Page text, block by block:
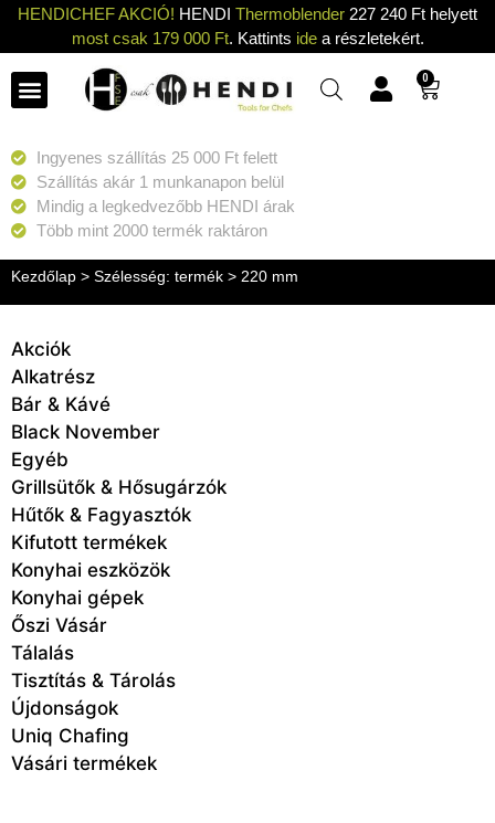
HENDICHEF AKCIÓ! HENDI Thermoblender 227 240 Ft helyett
most csak 179 000 Ft. Kattints idea részletekért.
0
Ingyenes szállítás 25 000 Ft felett
Szállítás akár 1 munkanapon belül
Mindig a legkedvezőbb HENDI árak
Több mint 2000 termék raktáron
Kezdőlap > Szélesség: termék > 220 mm
Akciók
Alkatrész
Bár & Kávé
Black November
Egyéb
Grillsütők & Hősugárzók
Hűtők & Fagyasztók
Kifutott termékek
Konyhai eszközök
Konyhai gépek
Őszi Vásár
Tálalás
Tisztítás & Tárolás
Újdonságok
Uniq Chafing
Vásári termékek